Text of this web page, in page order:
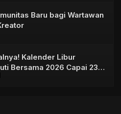
Baru bagi Wartawan
Kalender Libur
Bersama 2026 Capai 23